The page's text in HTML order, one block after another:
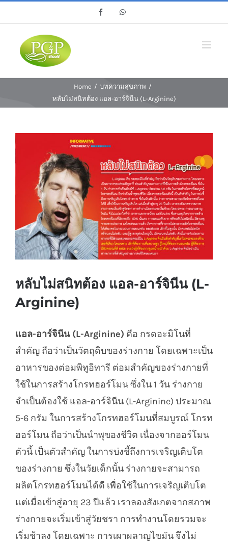
content
FacebookWhatsapp
Home / บทความสุขภาพ /
หลับไม่สนิทต้อง แอล-อาร์จินีน (L-Arginine)
หลับไม่สนิทต้อง แอล-อาร์จินีน (L-
Arginine)
แอล-อาร์จินีน (L-Arginine) คือ กรดอะมิโนที่
สำคัญ ถือว่าเป็นวัตถุดิบของร่างกาย โดยเฉพาะเป็น
อาหารของต่อมพิทูอิทารี ต่อมสำคัญของร่างกายที่
ใช้ในการสร้างโกรทฮอร์โมน ซึ่งใน 1 วัน ร่างกาย
จำเป็นต้องใช้ แอล-อาร์จินีน (L-Arginine) ประมาณ
5-6 กรัม ในการสร้างโกรทฮอร์โมนที่สมบูรณ์ โกรท
ฮอร์โมน ถือว่าเป็นนำพุของชีวิต เนื่องจากฮอร์โมน
ตัวนี้ เป็นตัวสำคัญ ในการบ่งชี้ถึงการเจริญเติบโต
ของร่างกาย ซึ่งในวัยเด็กนั้น ร่างกายจะสามารถ
ผลิตโกรทฮอร์โมนได้ดี เพื่อใช้ในการเจริญเติบโต
แต่เมื่อเข้าสู่อายุ 23 ปีแล้ว เราลองสังเกตจากสภาพ
ร่างกายจะเริ่มเข้าสู่วัยชรา การทำงานโดยรวมจะ
เริ่มช้าลง โดยเฉพาะ การเผาผลาญไขมัน จึงไม่